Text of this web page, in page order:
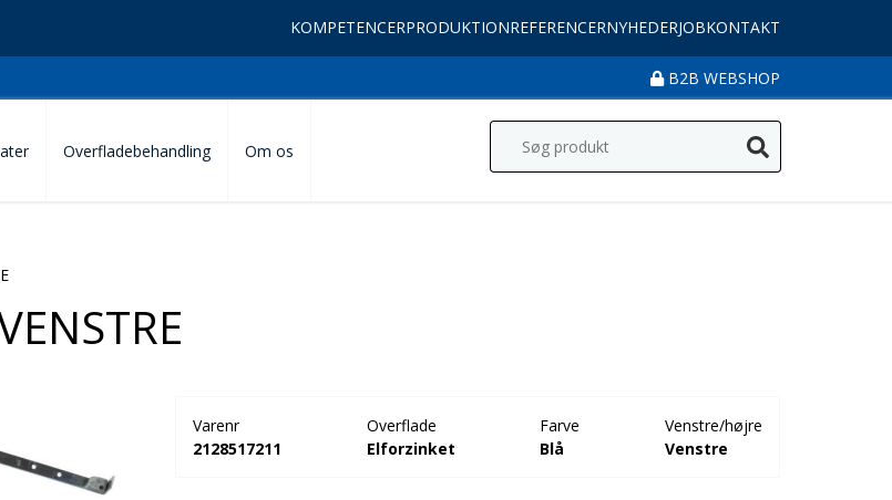
KOMPETENCERPRODUKTIONREFERENCERNYHEDERJOBKONTAKT
B2B WEBSHOP
Overfladebehandling Om os
Varenr
2128517211
Overflade
Elforzinket
Farve
Blå
Venstre/højre
Venstre